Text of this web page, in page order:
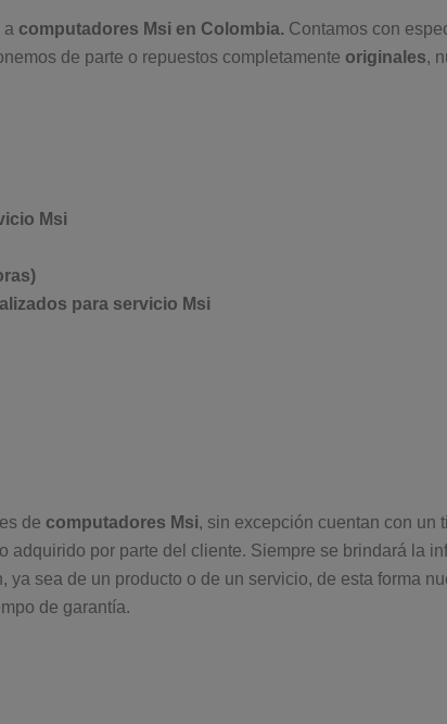
a computadores Msi en Colombia. Contamos con
de parte o repuestos completamente originales,
Msi
para servicio Msi
de computadores Msi, sin excepción cuentan con un
adquirido por parte del cliente. Siempre se brindará la
sea de un producto o de un servicio, de esta forma
de garantía.